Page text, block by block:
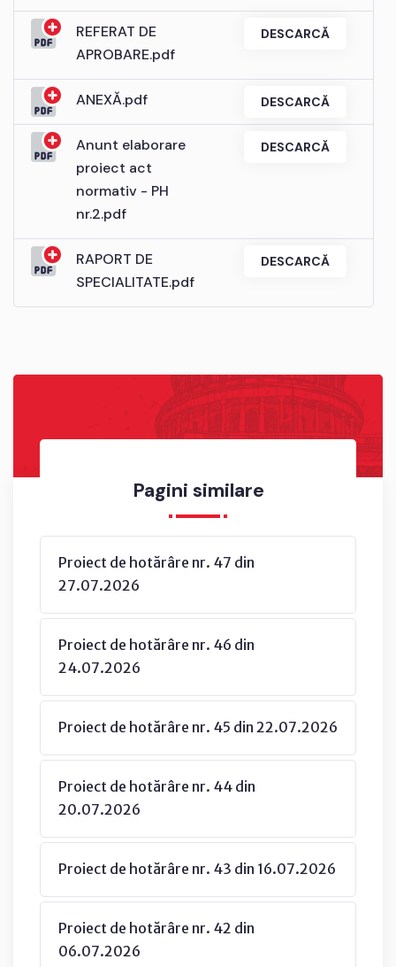
Pagini similare
Proiect de hotărâre nr. 47 din
27.07.2026
Proiect de hotărâre nr. 46 din
24.07.2026
Proiect de hotărâre nr. 45 din 22.07.2026
Proiect de hotărâre nr. 44 din
20.07.2026
Proiect de hotărâre nr. 43 din 16.07.2026
Proiect de hotărâre nr. 42 din
06.07.2026
REFERAT DE
APROBARE.pdf
DESCARCĂ
ANEXĂ.pdf DESCARCĂ
Anunt elaborare
proiect act
normativ - PH
nr.2.pdf
DESCARCĂ
RAPORT DE
SPECIALITATE.pdf
DESCARCĂ